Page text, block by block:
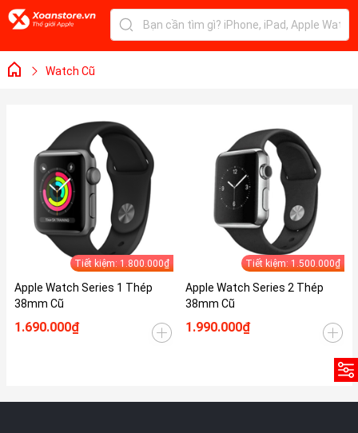
Watch Cũ
Tiết kiệm: 1.800.000₫
Apple Watch Series 1 Thép
38mm Cũ
1.690.000₫
Tiết kiệm: 1.500.000₫
Apple Watch Series 2 Thép
38mm Cũ
1.990.000₫